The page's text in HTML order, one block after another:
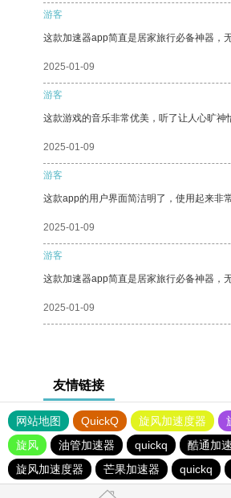
游客
这款加速器app简直是居家旅行必备神器，
2025-01-09
游客
这款游戏的音乐非常优美，听了让人心旷神
2025-01-09
游客
这款app的用户界面简洁明了，使用起来非
2025-01-09
游客
这款加速器app简直是居家旅行必备神器，
2025-01-09
友情链接
网站地图 QuickQ 旋风加速度器
旋风
油管加速器 quickq 酷通加
旋风加速度器
芒果加速器 quickq